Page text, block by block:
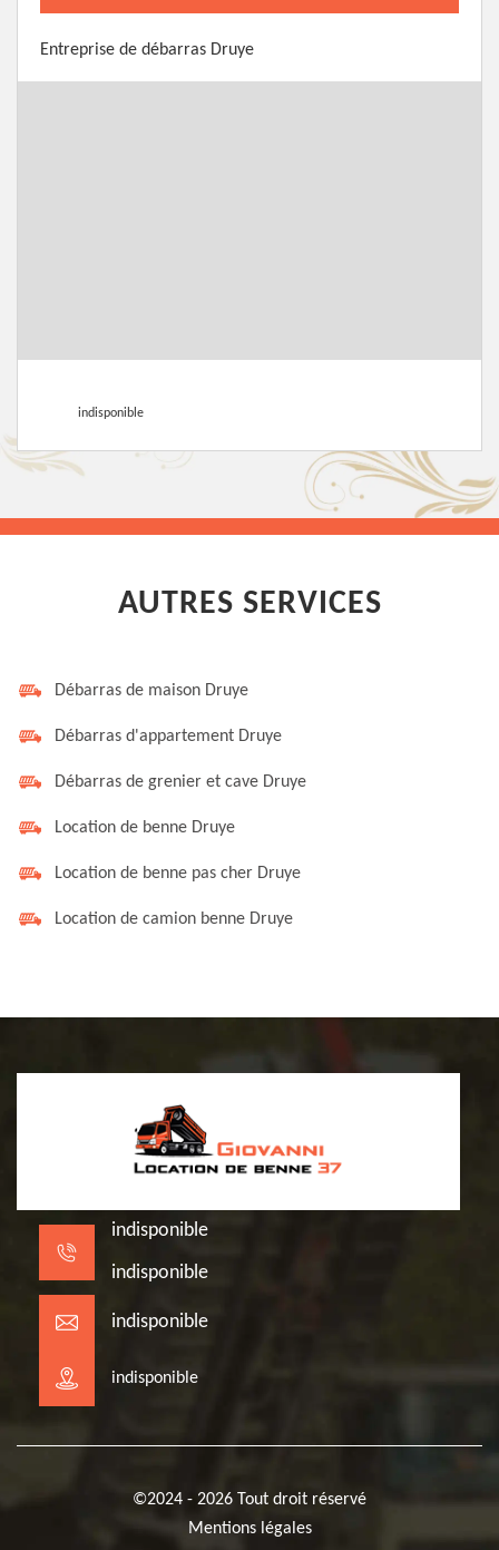
Entreprise de débarras Druye
indisponible
AUTRES SERVICES
Débarras de maison Druye
Débarras d'appartement Druye
Débarras de grenier et cave Druye
Location de benne Druye
Location de benne pas cher Druye
Location de camion benne Druye
indisponible
indisponible
indisponible
indisponible
©2024 - 2026 Tout droit réservé
Mentions légales